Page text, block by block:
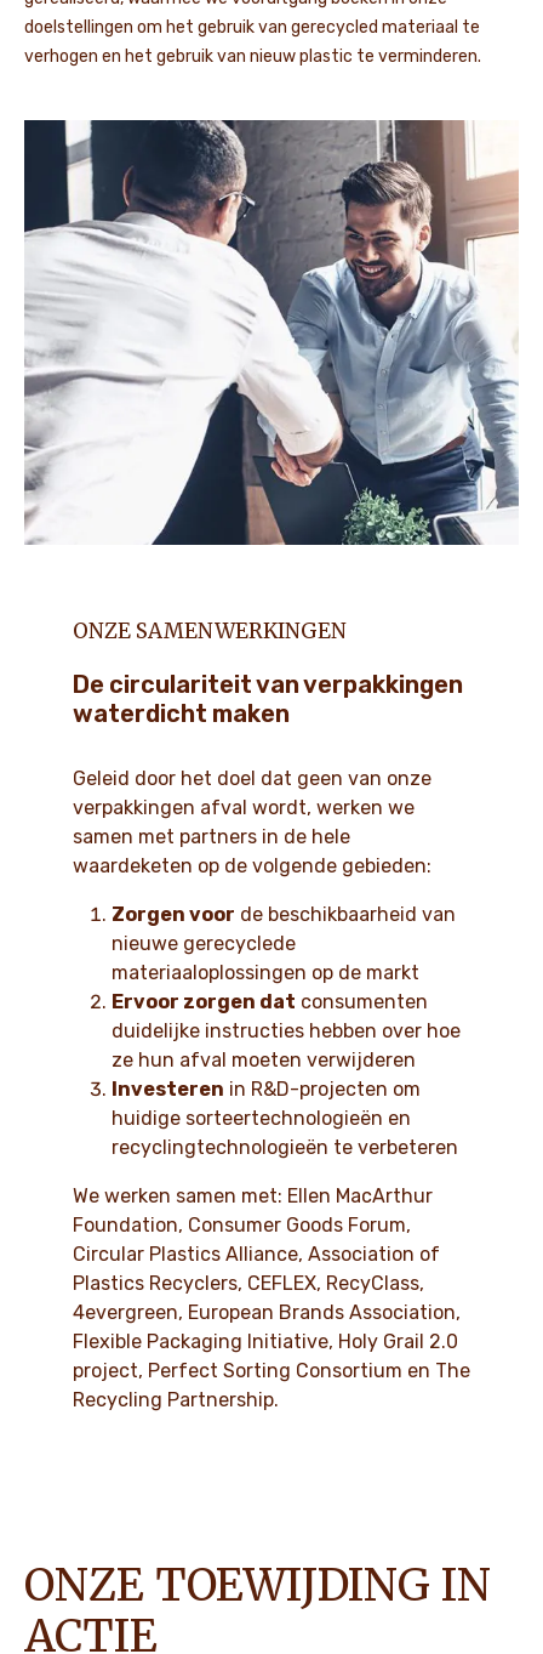
doelstellingen om het gebruik van gerecycled materiaal te
verhogen en het gebruik van nieuw plastic te verminderen.
ONZE SAMENWERKINGEN
De circulariteit van verpakkingen
waterdicht maken
Geleid door het doel dat geen van onze
verpakkingen afval wordt, werken we
samen met partners in de hele
waardeketen op de volgende gebieden:
Zorgen voor de beschikbaarheid van
nieuwe gerecyclede
materiaaloplossingen op de markt
Ervoor zorgen dat consumenten
duidelijke instructies hebben over hoe
ze hun afval moeten verwijderen
Investeren in R&D-projecten om
huidige sorteertechnologieën en
recyclingtechnologieën te verbeteren
We werken samen met: Ellen MacArthur
Foundation, Consumer Goods Forum,
Circular Plastics Alliance, Association of
Plastics Recyclers, CEFLEX, RecyClass,
4evergreen, European Brands Association,
Flexible Packaging Initiative, Holy Grail 2.0
project, Perfect Sorting Consortium en The
Recycling Partnership.
ONZE TOEWIJDING IN
ACTIE